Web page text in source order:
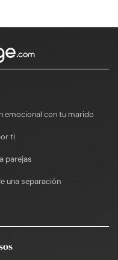
emocional con tu marido
ti
parejas
una separación